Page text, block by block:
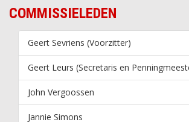
COMMISSIELEDEN
Geert Sevriens (Voorzitter)
Geert Leurs (Secretaris en
John Vergoossen
Jannie Simons